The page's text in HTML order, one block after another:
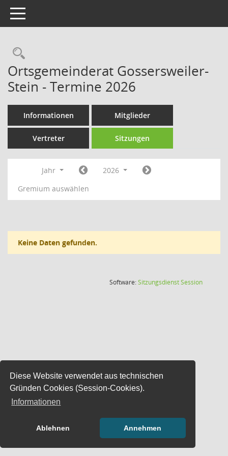
Diese Website verwendet aus technischen
Gründen Cookies (Session-Cookies).
Informationen
Ablehnen Annehmen
Toggle navigation
Rechercheauswahl
Ortsgemeinderat Gossersweiler-
Stein - Termine 2026
Informationen Mitglieder
Vertreter Sitzungen
Jahr
2026
Gremium auswählen
Keine Daten gefunden.
Software:SitzungsdienstSession(Wird in